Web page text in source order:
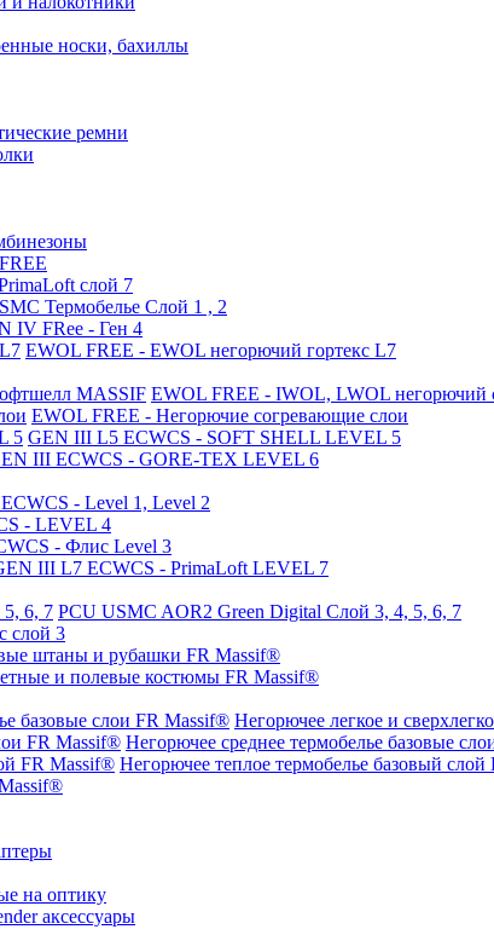
носки, бахиллы
ремни
слой 7
Термобелье Слой 1 , 2
IV FRee - Ген 4
EWOL FREE - EWOL негорючий гортекс L7
EWOL FREE - IWOL, LWOL негорючий
EWOL FREE - Негорючие согревающие слои
GEN III L5 ECWCS - SOFT SHELL LEVEL 5
III ECWCS - GORE-TEX LEVEL 6
- Level 1, Level 2
- LEVEL 4
- Флис Level 3
III L7 ECWCS - PrimaLoft LEVEL 7
PCU USMC AOR2 Green Digital Слой 3, 4, 5, 6, 7
слой 3
штаны и рубашки FR Massif®
и полевые костюмы FR Massif®
Негорючее легкое и
Негорючее среднее термобелье базовые
Негорючее теплое термобелье базовый
на оптику
аксессуары
Green Eagle Industries США
поясная система РПС Ranger Green Eagle
через наш сайт https://hunter-77.com.